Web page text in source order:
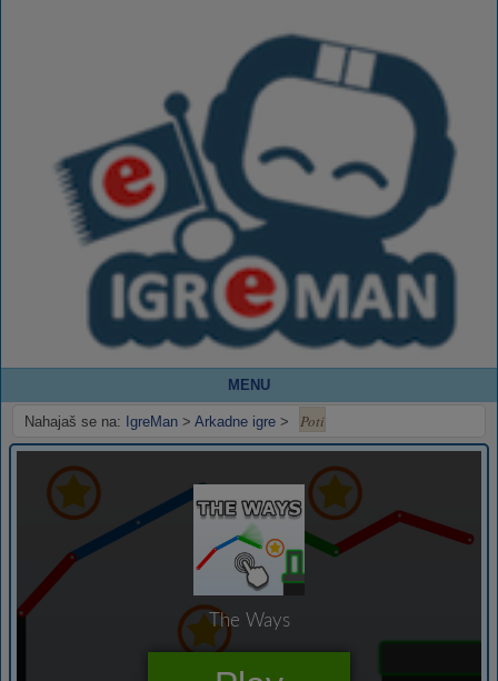
MENU
Nahajaš se na: IgreMan > Arkadne igre > Poti